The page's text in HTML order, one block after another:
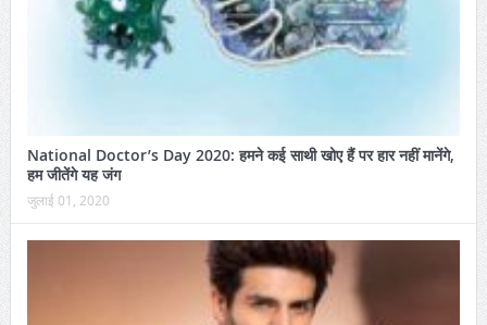
National Doctor’s Day 2020: हमने कई साथी खोए हैं पर हार नहीं मानेंगे,
हम जीतेंगे यह जंग
जुलाई 01, 2020